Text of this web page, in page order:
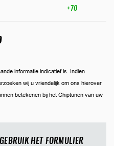
+70
informatie indicatief is. Indien
wij u vriendelijk om ons hierover
betekenen bij het Chiptunen van uw
HET FORMULIER